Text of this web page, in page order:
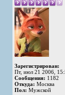
Зарегистрирован:
Пт, июл 21 2006,
Сообщения: 1182
Откуда: Москва
Пол: Мужской